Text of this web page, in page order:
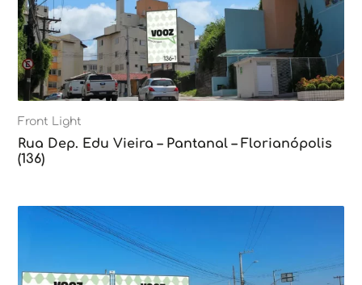
Front Light
Rua Dep. Edu Vieira – Pantanal – Florianópolis
(136)